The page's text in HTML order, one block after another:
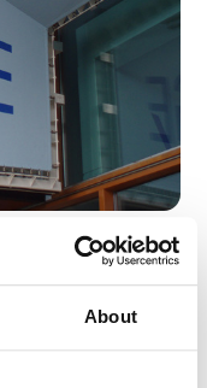
About
Den Bosch